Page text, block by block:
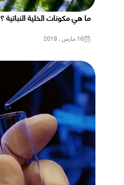
ما هي مكونات الخلية النباتية ؟
16 مارس ، 2019